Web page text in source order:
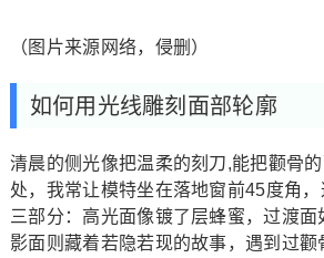
（图片来源网络，侵删）
如何用光线雕刻面部轮廓
清晨的侧光像把温柔的刻刀,能把颧骨
处，我常让模特坐在落地窗前45度角
三部分：高光面像镀了层蜂蜜，过渡面
影面则藏着若隐若现的故事，遇到过颧